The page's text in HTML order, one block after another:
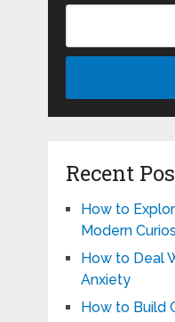
Recent
How to
Modern
How to Deal
Anxiety
How to Build